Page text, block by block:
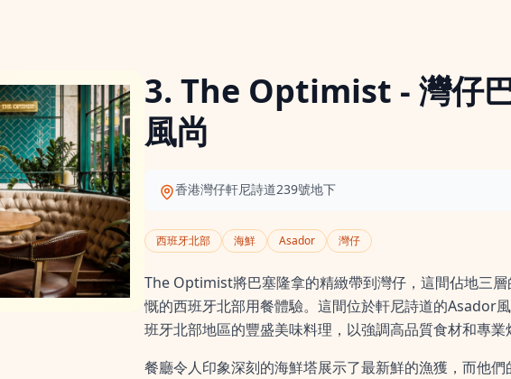
3. The Optimist - 灣仔
風尚
香港灣仔軒尼詩道239號地下
西班牙北部 海鮮 Asador 灣仔
The Optimist將巴塞隆拿的精緻帶到灣仔，這間佔地三
慨的西班牙北部用餐體驗。這間位於軒尼詩道的Asador
班牙北部地區的豐盛美味料理，以強調高品質食材和專業
餐廳令人印象深刻的海鮮塔展示了最新鮮的漁獲，而他